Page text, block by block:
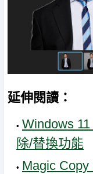
延伸閱讀：
Windows
除/替換功能
Magic